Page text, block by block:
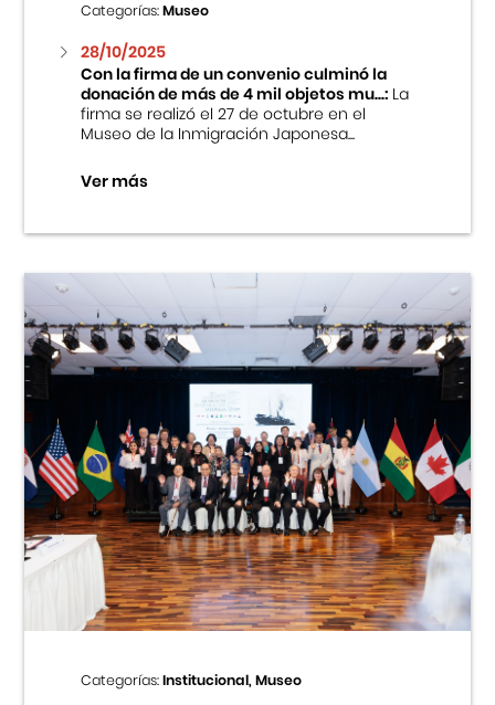
Categorías:Museo
28/10/2025
Con la firma de un convenio culminó la
donación de más de 4 mil objetos mu...:La
firma se realizó el 27 de octubre en el
Museo de la Inmigración Japonesa...
Ver más
Categorías:Institucional, Museo